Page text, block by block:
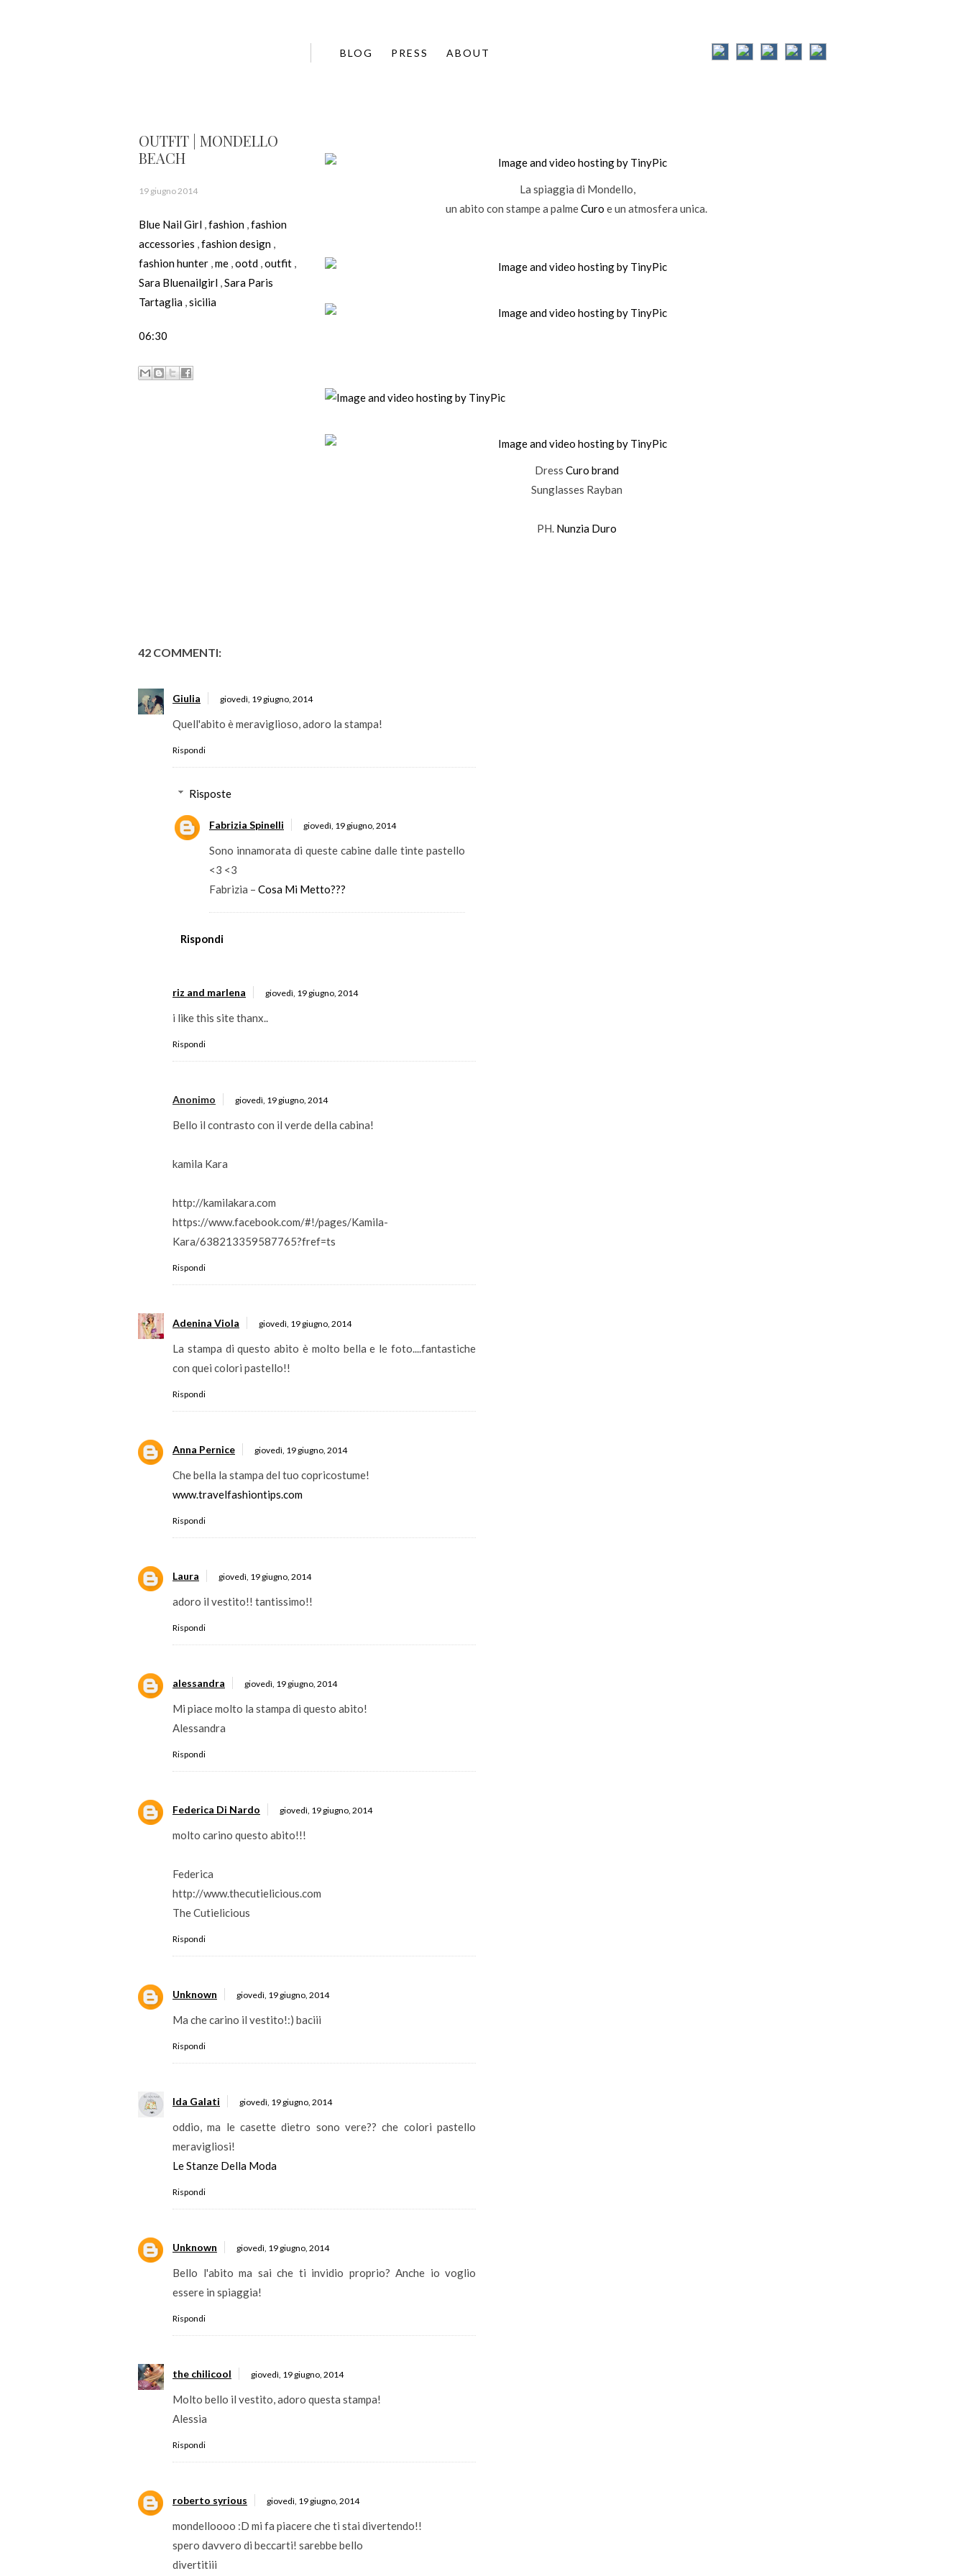
BLOG PRESS ABOUT
OUTFIT | MONDELLO
BEACH
19 giugno 2014
Blue Nail Girl ,fashion ,fashion
accessories ,fashion design ,
fashion hunter ,me ,ootd ,outfit ,
Sara Bluenailgirl ,Sara Paris
Tartaglia ,sicilia
06:30
La spiaggia di Mondello,
un abito con stampe a palmeCuro e un atmosfera unica.
Dress Curo brand
Sunglasses Rayban
PH. Nunzia Duro
42 COMMENTI:
Giulia giovedì, 19 giugno, 2014
Quell'abito è meraviglioso, adoro la stampa!
Rispondi
Risposte
Fabrizia Spinelli giovedì, 19 giugno, 2014
Sono innamorata di queste cabine dalle tinte pastello
<3 <3
Fabrizia – Cosa Mi Metto???
Rispondi
riz and marlena giovedì, 19 giugno, 2014
i like this site thanx..
Rispondi
Anonimo giovedì, 19 giugno, 2014
Bello il contrasto con il verde della cabina!
kamila Kara
http://kamilakara.com
https://www.facebook.com/#!/pages/Kamila-
Kara/638213359587765?fref=ts
Rispondi
Adenina Viola giovedì, 19 giugno, 2014
La stampa di questo abito è molto bella e le foto....fantastiche
con quei colori pastello!!
Rispondi
Anna Pernice giovedì, 19 giugno, 2014
Che bella la stampa del tuo copricostume!
www.travelfashiontips.com
Rispondi
Laura giovedì, 19 giugno, 2014
adoro il vestito!! tantissimo!!
Rispondi
alessandra giovedì, 19 giugno, 2014
Mi piace molto la stampa di questo abito!
Alessandra
Rispondi
Federica Di Nardo giovedì, 19 giugno, 2014
molto carino questo abito!!!
Federica
http://www.thecutielicious.com
The Cutielicious
Rispondi
Unknown giovedì, 19 giugno, 2014
Ma che carino il vestito!:) baciii
Rispondi
Ida Galati giovedì, 19 giugno, 2014
oddio, ma le casette dietro sono vere?? che colori pastello
meravigliosi!
Le Stanze Della Moda
Rispondi
Unknown giovedì, 19 giugno, 2014
Bello l'abito ma sai che ti invidio proprio? Anche io voglio
essere in spiaggia!
Rispondi
the chilicool giovedì, 19 giugno, 2014
Molto bello il vestito, adoro questa stampa!
Alessia
Rispondi
roberto syrious giovedì, 19 giugno, 2014
mondelloooo :D mi fa piacere che ti stai divertendo!!
spero davvero di beccarti! sarebbe bello
divertitiii